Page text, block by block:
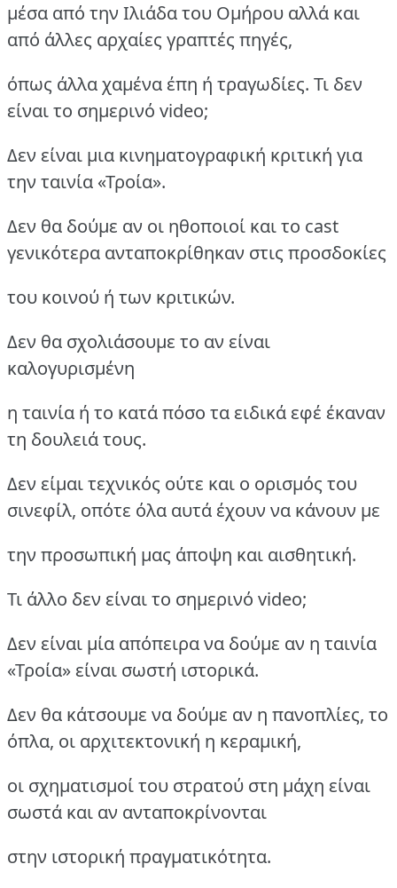
μέσα από την Ιλιάδα του Ομήρου αλλά και
από άλλες αρχαίες γραπτές πηγές,
όπως άλλα χαμένα έπη ή τραγωδίες. Τι δεν
είναι το σημερινό video;
Δεν είναι μια κινηματογραφική κριτική για
την ταινία «Τροία».
Δεν θα δούμε αν οι ηθοποιοί και το cast
γενικότερα ανταποκρίθηκαν στις προσδοκίες
του κοινού ή των κριτικών.
Δεν θα σχολιάσουμε το αν είναι
καλογυρισμένη
η ταινία ή το κατά πόσο τα ειδικά εφέ έκαναν
τη δουλειά τους.
Δεν είμαι τεχνικός ούτε και ο ορισμός του
σινεφίλ, οπότε όλα αυτά έχουν να κάνουν με
την προσωπική μας άποψη και αισθητική.
Τι άλλο δεν είναι το σημερινό video;
Δεν είναι μία απόπειρα να δούμε αν η ταινία
«Τροία» είναι σωστή ιστορικά.
Δεν θα κάτσουμε να δούμε αν η πανοπλίες, το
όπλα, οι αρχιτεκτονική η κεραμική,
οι σχηματισμοί του στρατού στη μάχη είναι
σωστά και αν ανταποκρίνονται
στην ιστορική πραγματικότητα.